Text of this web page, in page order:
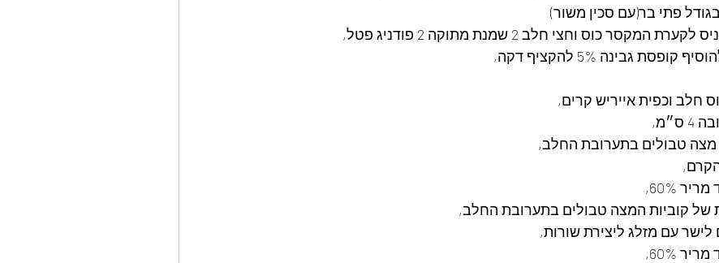
כוס וחצי חלב 2 שמנת מתוקה 2 פודניג פטל,
גבינה 5% להקציף דקה,
חלב וכפית אייריש קרים,
מצה טבולים בתערובת החלב,
60%,
של קוביות המצה טבולים בתערובת החלב,
עם מזלג ליצירת שורות,
60%,